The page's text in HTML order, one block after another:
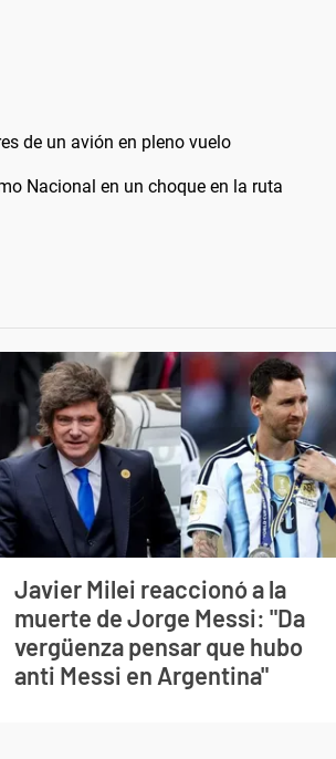
de un avión en pleno vuelo
Nacional en un choque en la ruta
Javier Milei reaccionó a la
muerte de Jorge Messi: "Da
vergüenza pensar que hubo
anti Messi en Argentina"